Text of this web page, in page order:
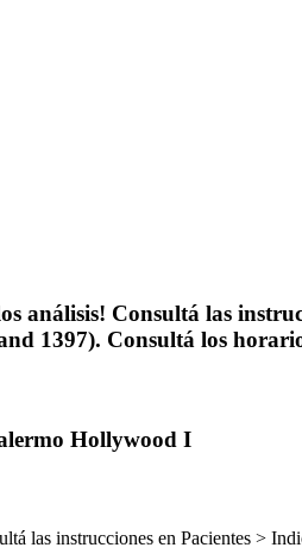
análisis! Consultá las
1397). Consultá los
Hollywood I
las instrucciones en Pacientes >